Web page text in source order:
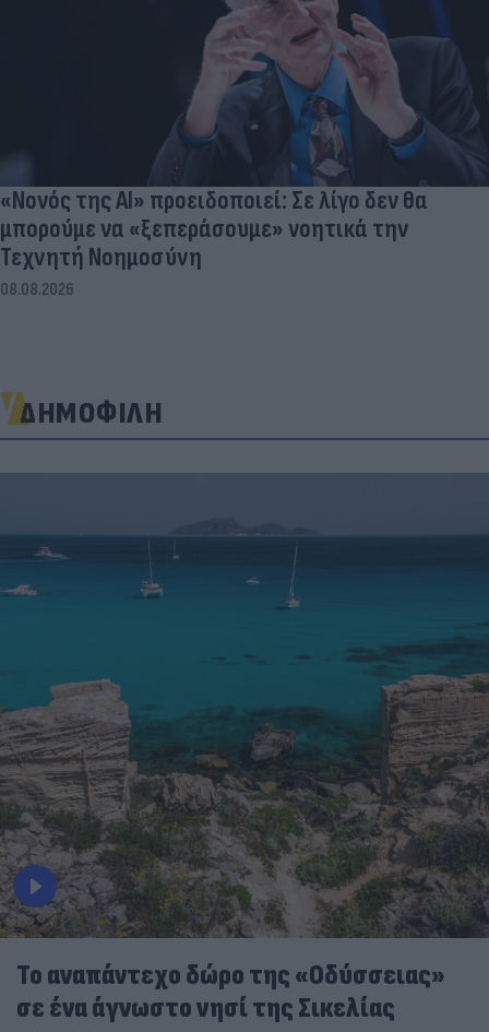
«Νονός της AI» προειδοποιεί: Σε λίγο δεν θα
μπορούμε να «ξεπεράσουμε» νοητικά την
Τεχνητή Νοημοσύνη
08.08.2026
ΔΗΜΟΦΙΛΗ
To αναπάντεχο δώρο της «Οδύσσειας»
σε ένα άγνωστο νησί της Σικελίας